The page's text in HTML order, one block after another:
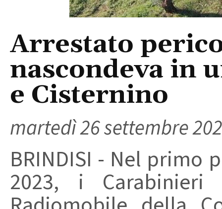
Arrestato
nascondeva in
e Cisternino
martedì 26 settembre
BRINDISI - Nel primo
2023, i